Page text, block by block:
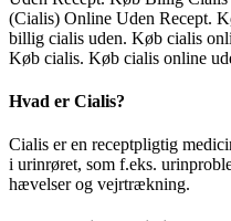
(Cialis) Online Uden Recept.
billig cialis uden. Køb cialis
Køb cialis. Køb cialis online
Hvad er Cialis?
Cialis er en receptpligtig
i urinrøret, som f.eks.
hævelser og vejrtrækning.